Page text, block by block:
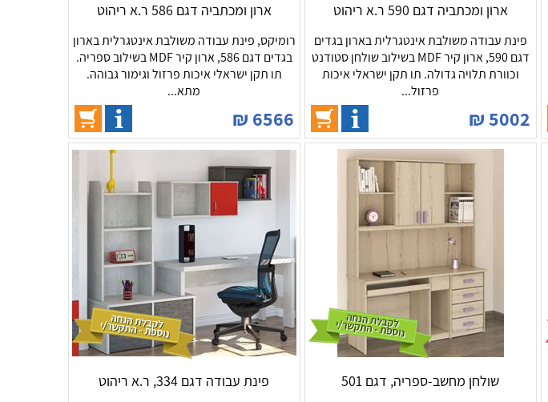
ארון ומכתביה דגם 590 ר.א ריהוט
פינת עבודה משולבת אינטגרלית בארון בגדים
דגם 590, ארון קיר MDF בשילוב שולחן סטודנט
וכוורת תלויה גדולה. תו תקן ישראלי איכות
פרזול...
5002
₪
ארון ומכתביה דגם 586 ר.א ריהוט
רומיקס, פינת עבודה משולבת אינטגרלית בארון
בגדים דגם 586, ארון קיר MDF בשילוב ספריה.
תו תקן ישראלי איכות פרזול וגימור גבוהה.
מתא...
6566
₪
שולחן מחשב-ספריה, דגם 501 פינת עבודה דגם 334, ר.א ריהוט